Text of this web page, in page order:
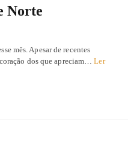
Norte
mês. Apesar de recentes
dos que apreciam…Ler